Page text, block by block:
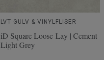
LVT GULV & VINYLFLISER
iD Square Loose-Lay | Cement
Light Grey